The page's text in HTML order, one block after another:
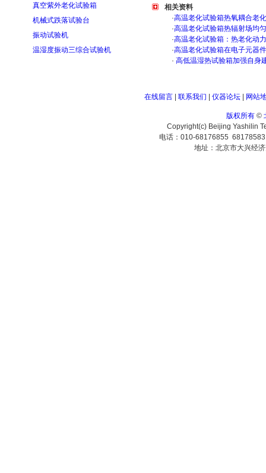
真空紫外老化试验箱
机械式跌落试验台
振动试验机
温湿度振动三综合试验机
相关资料
·高温老化试验箱热氧耦合老
·高温老化试验箱热辐射场均
·高温老化试验箱：热老化动
·高温老化试验箱在电子元器
· 高低温湿热试验箱加强自身
在线留言| 联系我们 仪器论坛| 网站
版权所有©
Copyright(c) Beijing Yashilin
电话：010-68176855
地址：北京市大兴经